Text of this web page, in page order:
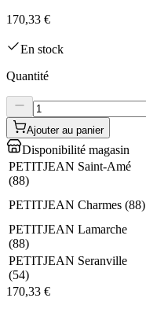
170,33 €
En stock
Quantité
Ajouter au panier
Disponibilité magasin
PETITJEAN Saint-Amé
(88)
PETITJEAN Charmes (88)
PETITJEAN Lamarche
(88)
PETITJEAN Seranville
(54)
170,33 €